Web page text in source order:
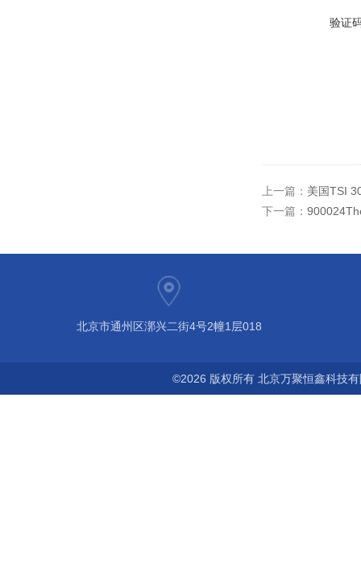
验证
上一篇： 美国TSI
下一篇：
北京市通州区漷兴二街4号2幢1层018
©2026 版权所有 北京万聚恒鑫科技